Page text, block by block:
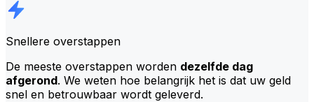
Snellere overstappen
De meeste overstappen worden dezelfde dag
afgerond. We weten hoe belangrijk het is dat uw geld
snel en betrouwbaar wordt geleverd.